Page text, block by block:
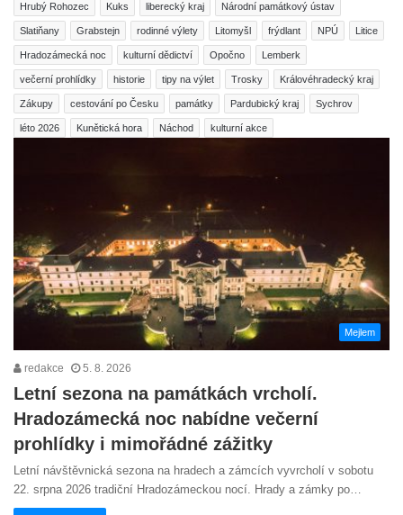
Hrubý Rohozec Kuks liberecký kraj Národní památkový ústav
Slatiňany Grabstejn rodinné výlety Litomyšl frýdlant NPÚ Litice
Hradozámecká noc kulturní dědictví Opočno Lemberk
večerní prohlídky historie tipy na výlet Trosky Královéhradecký kraj
Zákupy cestování po Česku památky Pardubický kraj Sychrov
léto 2026 Kunětická hora Náchod kulturní akce
Mejlem
redakce 5. 8. 2026
Letní sezona na památkách vrcholí.
Hradozámecká noc nabídne večerní
prohlídky i mimořádné zážitky
Letní návštěvnická sezona na hradech a zámcích vyvrcholí v sobotu
22. srpna 2026 tradiční Hradozámeckou nocí. Hrady a zámky po…